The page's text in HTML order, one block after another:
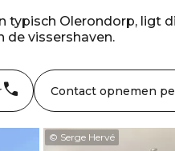
typisch Olerondorp, ligt
de vissershaven.
Contact opnemen
© Serge Hervé